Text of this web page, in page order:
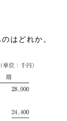
はどれか。